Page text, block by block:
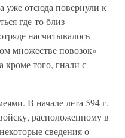
уже отсюда повернули к
где-то близ
насчитывалось
множестве повозок»
того, гнали с
В начале лета 594 г.
расположенному в
сведения о